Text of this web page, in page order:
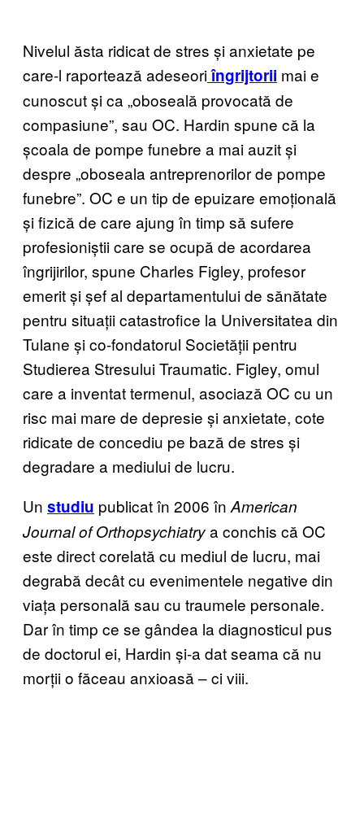
Nivelul ăsta ridicat de stres și anxietate pe
care-l raportează adeseoriîngrijtorii mai e
cunoscut și ca „oboseală provocată de
compasiune”, sau OC. Hardin spune că la
școala de pompe funebre a mai auzit și
despre „oboseala antreprenorilor de pompe
funebre”. OC e un tip de epuizare emoțională
și fizică de care ajung în timp să sufere
profesioniștii care se ocupă de acordarea
îngrijirilor, spune Charles Figley, profesor
emerit și șef al departamentului de sănătate
pentru situații catastrofice la Universitatea din
Tulane și co-fondatorul Societății pentru
Studierea Stresului Traumatic. Figley, omul
care a inventat termenul, asociază OC cu un
risc mai mare de depresie și anxietate, cote
ridicate de concediu pe bază de stres și
degradare a mediului de lucru.
Un studiu publicat în 2006 în American
Journal of Orthopsychiatrya conchis că OC
este direct corelată cu mediul de lucru, mai
degrabă decât cu evenimentele negative din
viața personală sau cu traumele personale.
Dar în timp ce se gândea la diagnosticul pus
de doctorul ei, Hardin și-a dat seama că nu
morții o făceau anxioasă – ci viii.